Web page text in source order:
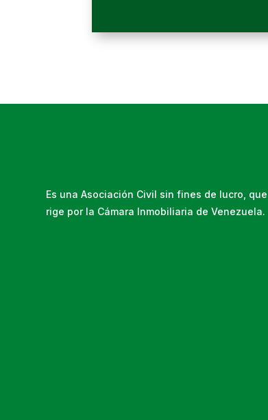
Es una Asociación Civil sin fines de lucro,
rige por la Cámara Inmobiliaria de Venezuela.